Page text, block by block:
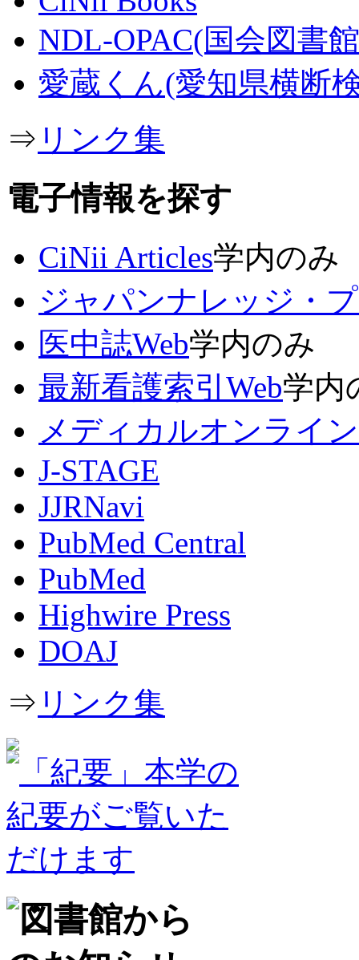
NDL-OPAC(国会図書
愛蔵くん(愛知県横断
⇒ リンク集
電子情報を探す
CiNii Articles学内のみ
ジャパンナレッジ・
医中誌Web学内のみ
最新看護索引Web学内
メディカルオンライン
J-STAGE
JJRNavi
PubMed Central
PubMed
Highwire Press
DOAJ
⇒ リンク集